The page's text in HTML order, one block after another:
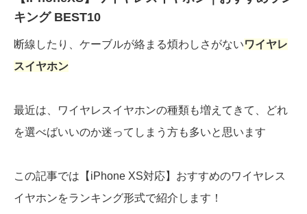
キング BEST10
断線したり、ケーブルが絡まる煩わしさがないワイヤレ
スイヤホン
最近は、ワイヤレスイヤホンの種類も増えてきて、どれ
を選べばいいのか迷ってしまう方も多いと思います
この記事では【iPhone XS対応】おすすめのワイヤレス
イヤホンをランキング形式で紹介します！